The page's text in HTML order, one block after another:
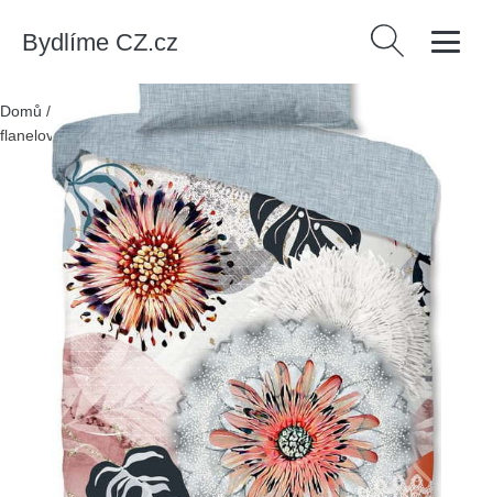
Bydlíme CZ.cz Vyhledávání
Domů / Produkty/> Textil > Textil do ložnice > Povlečení
flanelové povlečení na jednolůžko 140x200 cm Ralvira – HIP